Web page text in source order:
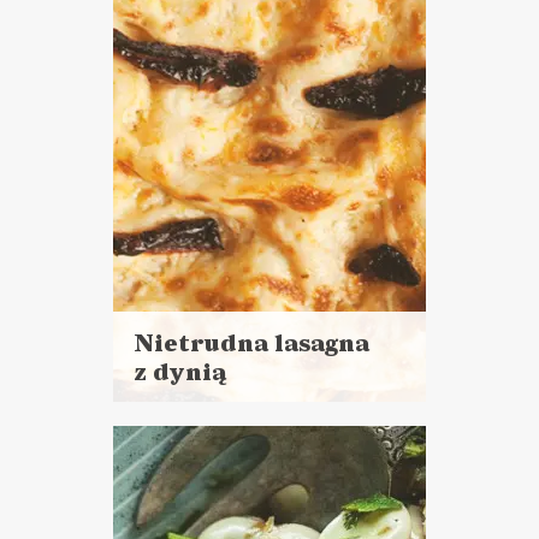
DANIA GŁÓWNE
WALENTYNKI ?
Nietrudna lasagna
z dynią
więcej
Czas przygotowania: 40 minut
+ 1 h 10 minut pieczenia